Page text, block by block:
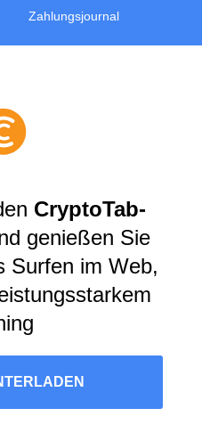
Zahlungsjournal
CryptoTab-
genießen Sie
Surfen im Web,